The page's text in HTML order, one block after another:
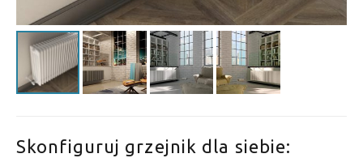
Skonfiguruj grzejnik dla siebie: